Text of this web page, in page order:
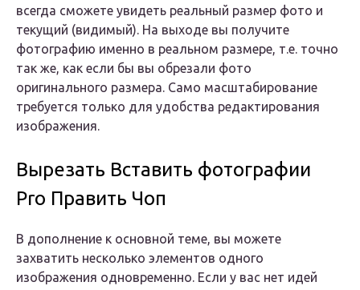
всегда сможете увидеть реальный размер фото и
текущий (видимый). На выходе вы получите
фотографию именно в реальном размере, т.е. точно
так же, как если бы вы обрезали фото
оригинального размера. Само масштабирование
требуется только для удобства редактирования
изображения.
Вырезать Вставить фотографии
Pro Править Чоп
В дополнение к основной теме, вы можете
захватить несколько элементов одного
изображения одновременно. Если у вас нет идей